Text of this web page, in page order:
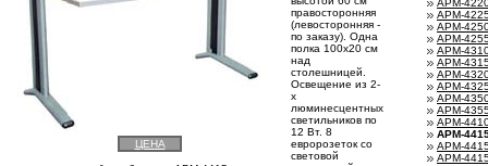
правосторонняя
(левосторонняя -
по заказу). Одна
полка 100x20 см
над
столешницей.
Освещение из 2-
х
люминесцентных
светильников по
12 Вт. 8
евророзеток со
световой
ЦЕНА
АРМ-
АРМ-
АРМ-
АРМ-
АРМ-
АРМ-
АРМ-
АРМ-
АРМ-
АРМ-
АРМ-
АРМ-
АРМ-
АРМ-